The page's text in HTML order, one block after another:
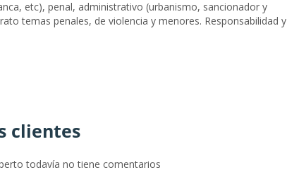
etc), penal, administrativo (urbanismo, sancionador y
temas penales, de violencia y menores. Responsabilidad y
clientes
todavía no tiene comentarios